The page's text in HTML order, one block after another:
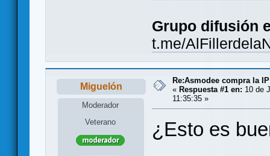
Grupo difusión
t.me/
Miguelón
Moderador
Veterano
Re:Asmodee compra la
« Respuesta #1 en: 10 de
11:35:35 »
¿Esto es